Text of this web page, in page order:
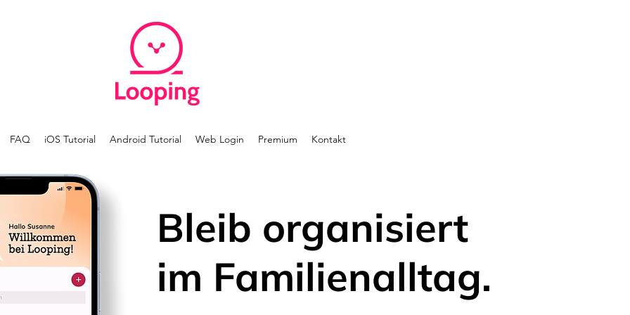
FAQ iOS Tutorial Android Tutorial Web Login Premium Kontakt
Bleib organisiert
im Familienalltag.